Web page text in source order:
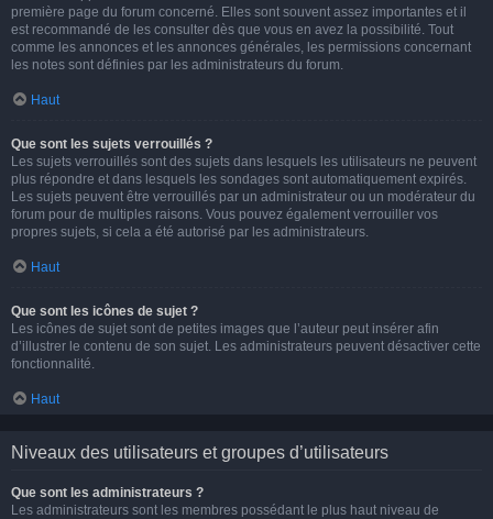
première page du forum concerné. Elles sont souvent assez importantes et il
est recommandé de les consulter dès que vous en avez la possibilité. Tout
comme les annonces et les annonces générales, les permissions concernant
les notes sont définies par les administrateurs du forum.
Haut
Que sont les sujets verrouillés ?
Les sujets verrouillés sont des sujets dans lesquels les utilisateurs ne peuvent
plus répondre et dans lesquels les sondages sont automatiquement expirés.
Les sujets peuvent être verrouillés par un administrateur ou un modérateur du
forum pour de multiples raisons. Vous pouvez également verrouiller vos
propres sujets, si cela a été autorisé par les administrateurs.
Haut
Que sont les icônes de sujet ?
Les icônes de sujet sont de petites images que l’auteur peut insérer afin
d’illustrer le contenu de son sujet. Les administrateurs peuvent désactiver cette
fonctionnalité.
Haut
Niveaux des utilisateurs et groupes d’utilisateurs
Que sont les administrateurs ?
Les administrateurs sont les membres possédant le plus haut niveau de